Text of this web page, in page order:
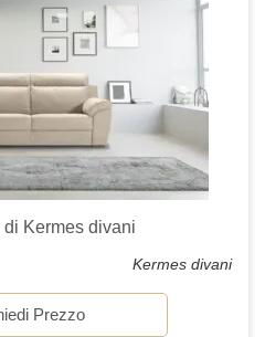
di Kermes divani
Kermes divani
Prezzo